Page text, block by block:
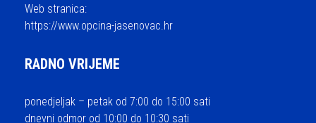
Web stranica:
https://www.opcina-jasenovac.hr
RADNO VRIJEME
ponedjeljak – petak od 7:00 do 15:00 sati
dnevni odmor od 10:00 do 10:30 sati